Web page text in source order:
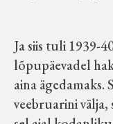
Ja siis tuli 1939-
lõpupäevadel
aina ägedamaks.
veebruarini välja,